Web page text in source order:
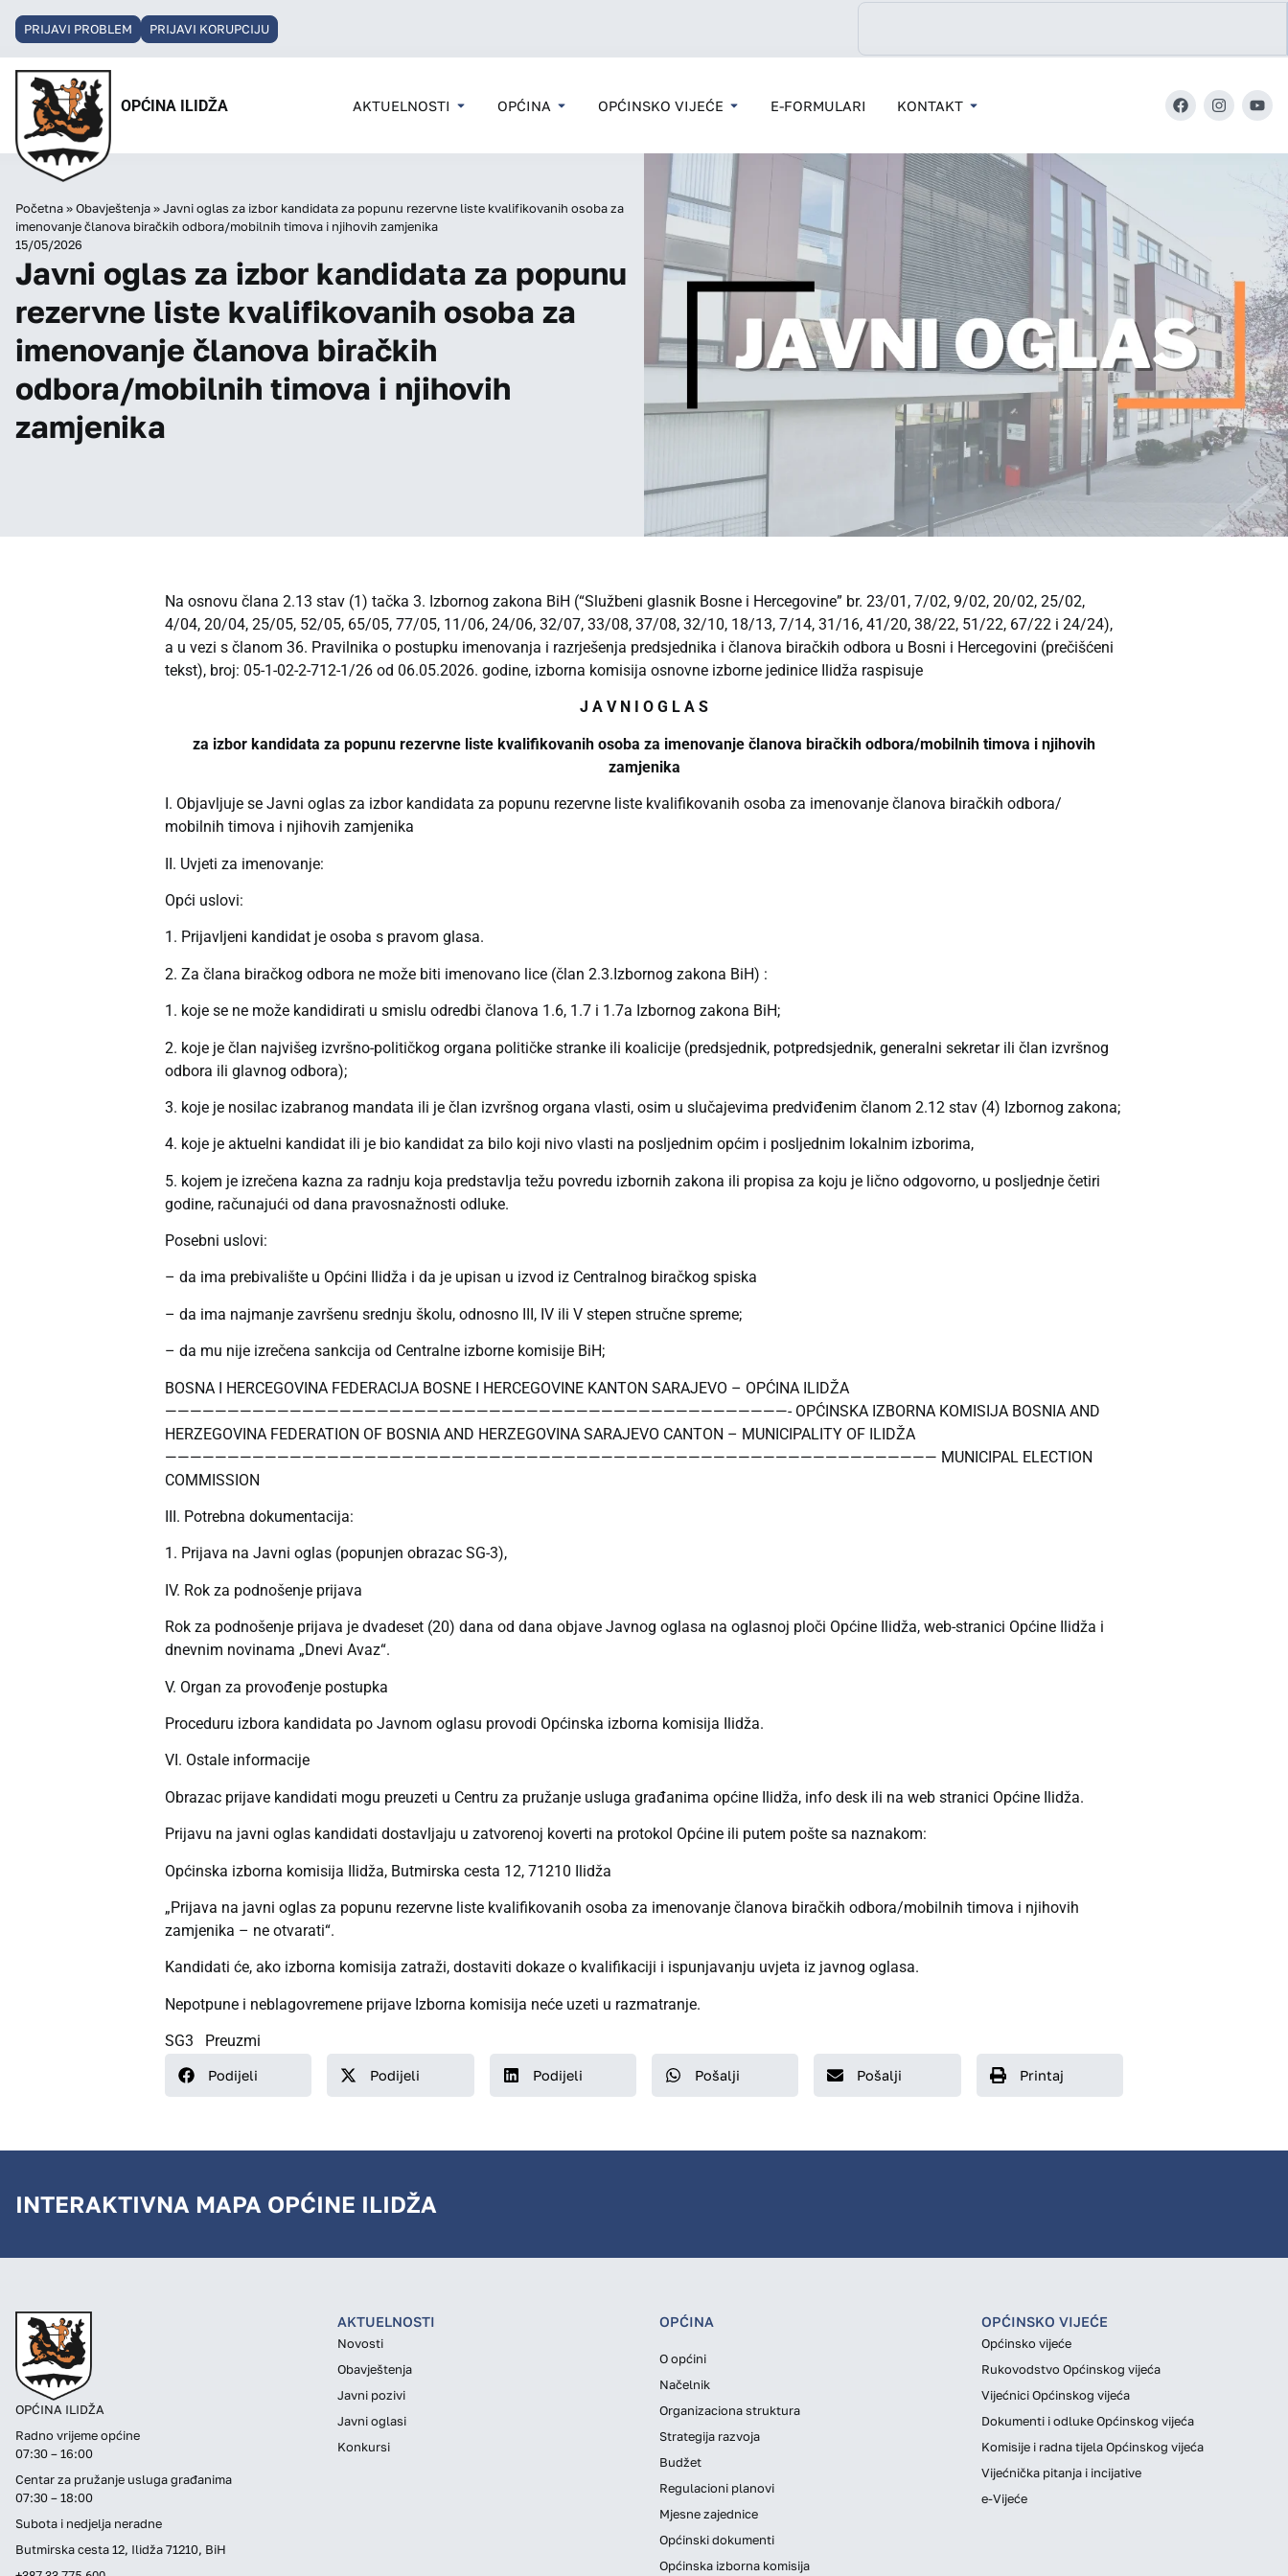
PRIJAVI PROBLEM PRIJAVI KORUPCIJU
OPĆINA ILIDŽA AKTUELNOSTI OPĆINA OPĆINSKO VIJEĆE E-FORMULARI KONTAKT
Početna»Obavještenja»Javni oglas za izbor kandidata za popunu rezervne liste kvalifikovanih osoba za
imenovanje članova biračkih odbora/mobilnih timova i njihovih zamjenika
15/05/2026
Javni oglas za izbor kandidata za popunu
rezervne liste kvalifikovanih osoba za
imenovanje članova biračkih
odbora/mobilnih timova i njihovih
zamjenika
Na osnovu člana 2.13 stav (1) tačka 3. Izbornog zakona BiH (“Službeni glasnik Bosne i Hercegovine” br. 23/01, 7/02, 9/02, 20/02, 25/02,
4/04, 20/04, 25/05, 52/05, 65/05, 77/05, 11/06, 24/06, 32/07, 33/08, 37/08, 32/10, 18/13, 7/14, 31/16, 41/20, 38/22, 51/22, 67/22 i 24/24),
a u vezi s članom 36. Pravilnika o postupku imenovanja i razrješenja predsjednika i članova biračkih odbora u Bosni i Hercegovini (prečišćeni
tekst), broj: 05-1-02-2-712-1/26 od 06.05.2026. godine, izborna komisija osnovne izborne jedinice Ilidža raspisuje
J A V N I O G L A S
za izbor kandidata za popunu rezervne liste kvalifikovanih osoba za imenovanje članova biračkih odbora/mobilnih timova i njihovih
zamjenika
I. Objavljuje se Javni oglas za izbor kandidata za popunu rezervne liste kvalifikovanih osoba za imenovanje članova biračkih odbora/
mobilnih timova i njihovih zamjenika
II. Uvjeti za imenovanje:
Opći uslovi:
1. Prijavljeni kandidat je osoba s pravom glasa.
2. Za člana biračkog odbora ne može biti imenovano lice (član 2.3.Izbornog zakona BiH) :
1. koje se ne može kandidirati u smislu odredbi članova 1.6, 1.7 i 1.7a Izbornog zakona BiH;
2. koje je član najvišeg izvršno-političkog organa političke stranke ili koalicije (predsjednik, potpredsjednik, generalni sekretar ili član izvršnog
odbora ili glavnog odbora);
3. koje je nosilac izabranog mandata ili je član izvršnog organa vlasti, osim u slučajevima predviđenim članom 2.12 stav (4) Izbornog zakona;
4. koje je aktuelni kandidat ili je bio kandidat za bilo koji nivo vlasti na posljednim općim i posljednim lokalnim izborima,
5. kojem je izrečena kazna za radnju koja predstavlja težu povredu izbornih zakona ili propisa za koju je lično odgovorno, u posljednje četiri
godine, računajući od dana pravosnažnosti odluke.
Posebni uslovi:
– da ima prebivalište u Općini Ilidža i da je upisan u izvod iz Centralnog biračkog spiska
– da ima najmanje završenu srednju školu, odnosno III, IV ili V stepen stručne spreme;
– da mu nije izrečena sankcija od Centralne izborne komisije BiH;
BOSNA I HERCEGOVINA FEDERACIJA BOSNE I HERCEGOVINE KANTON SARAJEVO – OPĆINA ILIDŽA
——————————————————————————————————————————————————- OPĆINSKA IZBORNA KOMISIJA BOSNIA AND
HERZEGOVINA FEDERATION OF BOSNIA AND HERZEGOVINA SARAJEVO CANTON – MUNICIPALITY OF ILIDŽA
—————————————————————————————————————————————————————————————— MUNICIPAL ELECTION
COMMISSION
III. Potrebna dokumentacija:
1. Prijava na Javni oglas (popunjen obrazac SG-3),
IV. Rok za podnošenje prijava
Rok za podnošenje prijava je dvadeset (20) dana od dana objave Javnog oglasa na oglasnoj ploči Općine Ilidža, web-stranici Općine Ilidža i
dnevnim novinama „Dnevi Avaz“.
V. Organ za provođenje postupka
Proceduru izbora kandidata po Javnom oglasu provodi Općinska izborna komisija Ilidža.
VI. Ostale informacije
Obrazac prijave kandidati mogu preuzeti u Centru za pružanje usluga građanima općine Ilidža, info desk ili na web stranici Općine Ilidža.
Prijavu na javni oglas kandidati dostavljaju u zatvorenoj koverti na protokol Općine ili putem pošte sa naznakom:
Općinska izborna komisija Ilidža, Butmirska cesta 12, 71210 Ilidža
„Prijava na javni oglas za popunu rezervne liste kvalifikovanih osoba za imenovanje članova biračkih odbora/mobilnih timova i njihovih
zamjenika – ne otvarati“.
Kandidati će, ako izborna komisija zatraži, dostaviti dokaze o kvalifikaciji i ispunjavanju uvjeta iz javnog oglasa.
Nepotpune i neblagovremene prijave Izborna komisija neće uzeti u razmatranje.
SG3 Preuzmi
Podijeli Podijeli Podijeli Pošalji Pošalji Printaj
INTERAKTIVNA MAPA OPĆINE ILIDŽA
OPĆINA ILIDŽA
Radno vrijeme općine
07:30 – 16:00
Centar za pružanje usluga građanima
07:30 – 18:00
Subota i nedjelja neradne
Butmirska cesta 12, Ilidža 71210, BiH
AKTUELNOSTI
Novosti
Obavještenja
Javni pozivi
Javni oglasi
Konkursi
OPĆINA
O općini
Načelnik
Organizaciona struktura
Strategija razvoja
Budžet
Regulacioni planovi
Mjesne zajednice
Općinski dokumenti
Općinska izborna komisija
OPĆINSKO VIJEĆE
Općinsko vijeće
Rukovodstvo Općinskog vijeća
Vijećnici Općinskog vijeća
Dokumenti i odluke Općinskog vijeća
Komisije i radna tijela Općinskog vijeća
Vijećnička pitanja i incijative
e-Vijeće